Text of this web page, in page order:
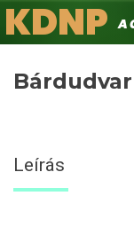
Ugrás
a
Keresés
KDNP
A
Leírás